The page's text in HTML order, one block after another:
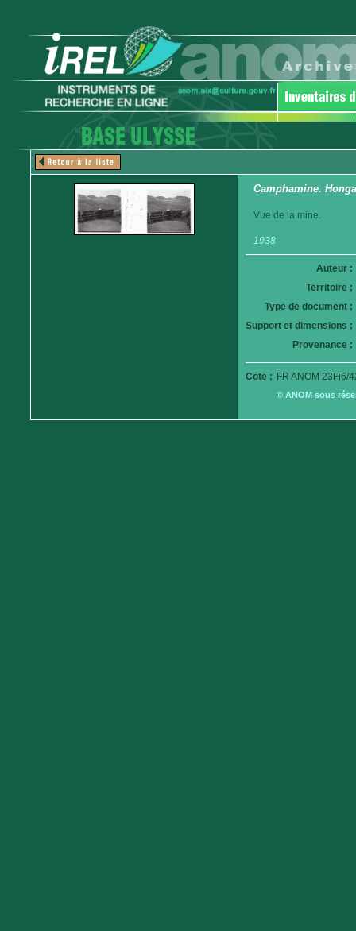
Camphamine.
Vue de la mine.
1938
Auteur :
Territoire :
Type de document :
Support et dimensions :
Provenance :
Cote : FR ANOM 23Fi6/
© ANOM sous